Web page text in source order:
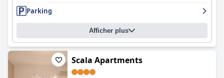
restauration et de boissons toute la journée. La plage se trouve
également à proximité et est idéale pour pratiquer des sports
nautiques. Les clients peuvent profiter d'équipements luxueux
tels que des jacuzzis extérieurs privés offrant des vues
spectaculaires. Dans l'ensemble, l'Irida Vacation suites (Irida
Vacation Suites)est un joyau et un excellent choix pour des
vacances relaxantes et inoubliables.
Parking
Afficher plus
Scala Apartments